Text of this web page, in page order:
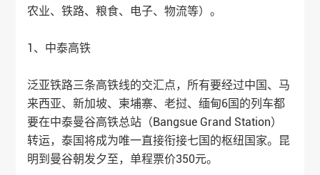
农业、铁路、粮食、电子、物流等）。
1、中泰高铁
泛亚铁路三条高铁线的交汇点，所有要经过中国、马
来西亚、新加坡、柬埔寨、老挝、缅甸6国的列车都
要在中泰曼谷高铁总站（Bangsue Grand Station）
转运，泰国将成为唯一直接衔接七国的枢纽国家。昆
明到曼谷朝发夕至，单程票价350元。